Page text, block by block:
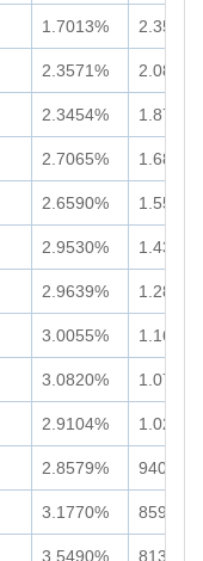
1.7013% 2.35万
2.3571% 2.08万
2.3454% 1.87万
2.7065% 1.68万
2.6590% 1.55万
2.9530% 1.43万
2.9639% 1.28万
3.0055% 1.16万
3.0820% 1.07万
2.9104% 1.02万
2.8579%
3.1770%
3.5490%